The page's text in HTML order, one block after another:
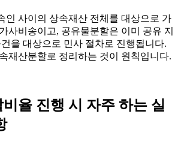
인 사이의 상속재산 전체를 대상으로 가
사비송이고, 공유물분할은 이미 공유 지
을 대상으로 민사 절차로 진행됩니다.
재산분할로 정리하는 것이 원칙입니다.
율 진행 시 자주 하는 실